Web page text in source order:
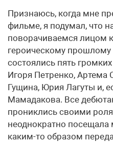
Признаюсь, когда мне
фильме, я подумал, что
поворачиваемся лицом
героическому
состоялись пять
Игоря Петренко, Артема
Гущина, Юрия Лагуты и,
Мамадакова. Все
прониклись своими
неоднократно
каким-то образом